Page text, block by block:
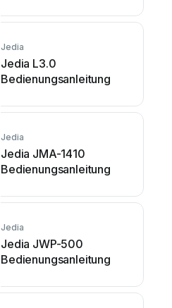
Jedia
Jedia L3.0
Bedienungsanleitung
Jedia
Jedia JMA-1410
Bedienungsanleitung
Jedia
Jedia JWP-500
Bedienungsanleitung